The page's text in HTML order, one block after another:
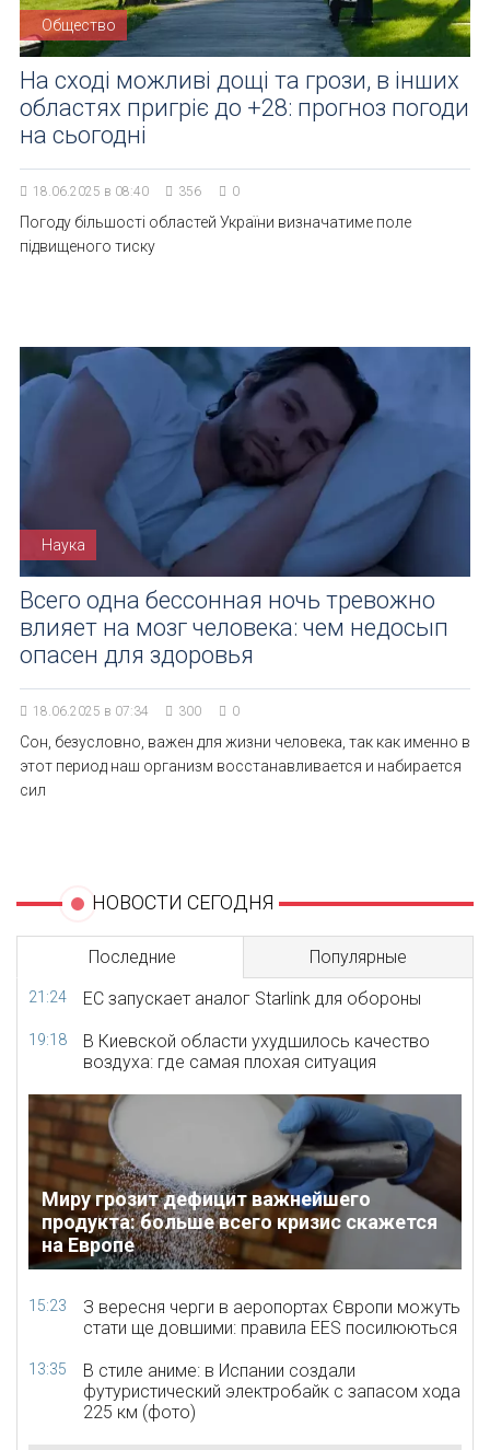
Общество
На сході можливі дощі та грози, в інших
областях пригріє до +28: прогноз погоди
на сьогодні
18.06.2025 в 08:40 356 0
Погоду більшості областей України визначатиме поле
підвищеного тиску
Наука
Всего одна бессонная ночь тревожно
влияет на мозг человека: чем недосып
опасен для здоровья
18.06.2025 в 07:34 300 0
Сон, безусловно, важен для жизни человека, так как именно в
этот период наш организм восстанавливается и набирается
сил
НОВОСТИ СЕГОДНЯ
Последние Популярные
21:24 ЕС запускает аналог Starlink для обороны
19:18
В Киевской области ухудшилось качество
воздуха: где самая плохая ситуация
Миру грозит дефицит важнейшего
продукта: больше всего кризис скажется
на Европе
15:23
З вересня черги в аеропортах Європи можуть
стати ще довшими: правила EES посилюються
13:35
В стиле аниме: в Испании создали
футуристический электробайк с запасом хода
225 км (фото)